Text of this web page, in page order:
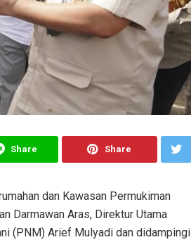
Share Share
dan Kawasan Permukiman
Darmawan Aras, Direktur Utama
(PNM) Arief Mulyadi dan didampingi